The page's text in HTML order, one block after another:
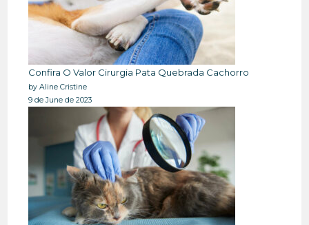
Confira O Valor Cirurgia Pata Quebrada Cachorro
by Aline Cristine
9 de June de 2023